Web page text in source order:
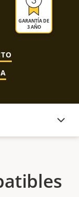
GARANTÍA DE
3 AÑO